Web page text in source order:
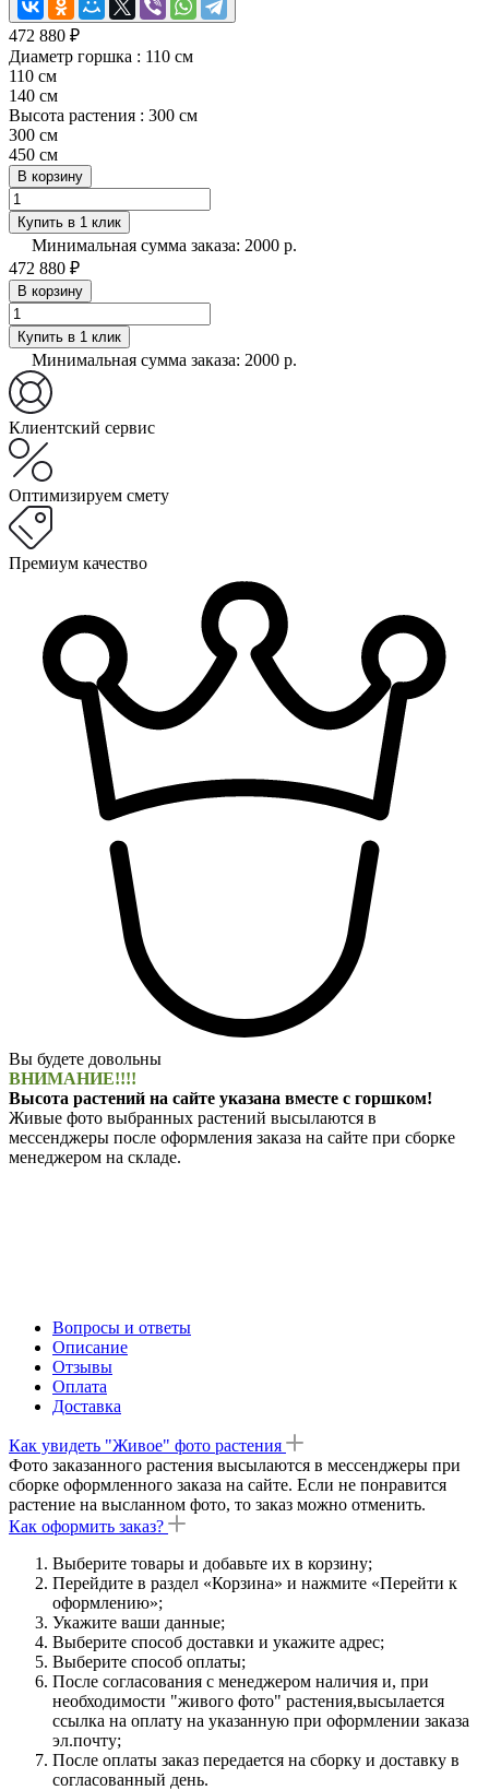
472 880 ₽
Диаметр горшка : 110 см
110 см
140 см
Высота растения : 300 см
300 см
450 см
В корзину
Купить в 1 клик
Минимальная сумма заказа: 2000 р.
472 880 ₽
В корзину
Купить в 1 клик
Минимальная сумма заказа: 2000 р.
Клиентский сервис
Оптимизируем смету
Премиум качество
Вы будете довольны
ВНИМАНИЕ!!!!
Высота растений на сайте указана вместе с горшком!
Живые фото выбранных растений высылаются в
мессенджеры после оформления заказа на сайте при сборке
менеджером на складе.
Вопросы и ответы
Описание
Отзывы
Оплата
Доставка
Как увидеть "Живое" фото растения
Фото заказанного растения высылаются в мессенджеры при
сборке оформленного заказа на сайте. Если не понравится
растение на высланном фото, то заказ можно отменить.
Как оформить заказ?
Выберите товары и добавьте их в корзину;
Перейдите в раздел «Корзина» и нажмите «Перейти к
оформлению»;
Укажите ваши данные;
Выберите способ доставки и укажите адрес;
Выберите способ оплаты;
После согласования с менеджером наличия и, при
необходимости "живого фото" растения,высылается
ссылка на оплату на указанную при оформлении заказа
эл.почту;
После оплаты заказ передается на сборку и доставку в
согласованный день.